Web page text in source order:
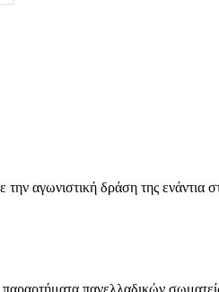
αγωνιστική δράση της ενάντια
πανελλαδικών